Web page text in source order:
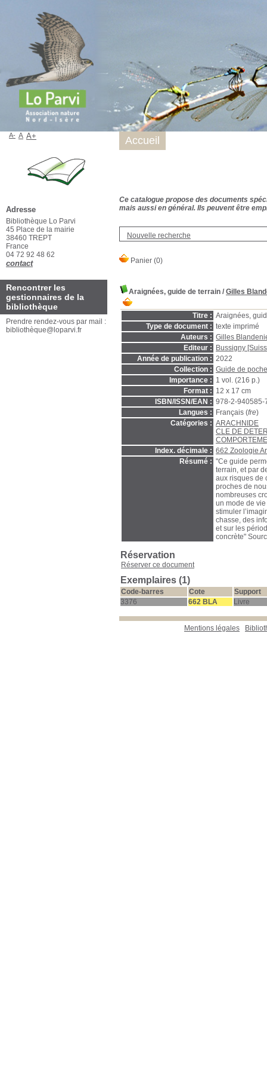
Ce catalogue propose des documents
mais aussi en général. Ils peuvent être
Nouvelle recherche
Araignées, guide de terrain / Gilles
Titre : Araignées,
Type de document : texte imprimé
Auteurs : Gilles
Editeur :
Bussigny
Année de publication : 2022
Collection : Guide de
Importance : 1 vol. (216 p.)
Format : 12 x 17 cm
ISBN/ISSN/EAN : 978-2-940585-
Langues :
Français (fre)
Catégories : ARACHNIDE
CLE DE
Index. décimale : 662 Zoologie
Résumé : "Ce guide
terrain, et par
aux risques de
proches de
nombreuses
un mode de
stimuler
chasse, des
et sur les
concrète"
Réservation
Réserver ce document
Exemplaires (1)
Code-barres Cote
Support
3376
662 BLA Livre
Mentions légales
Accueil
A- A A+
Adresse
Bibliothèque Lo Parvi
45 Place de la mairie
38460 TREPT
France
04 72 92 48 62
contact
Rencontrer les
gestionnaires de la
bibliothèque
Prendre rendez-vous par mail :
bibliothèque@loparvi.fr